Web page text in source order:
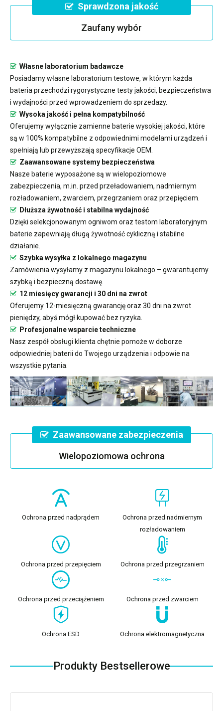
Sprawdzona jakość
Zaufany wybór
Własne laboratorium badawcze
Posiadamy własne laboratorium testowe, w którym każda
bateria przechodzi rygorystyczne testy jakości, bezpieczeństwa
i wydajności przed wprowadzeniem do sprzedaży.
Wysoka jakość i pełna kompatybilność
Oferujemy wyłącznie zamienne baterie wysokiej jakości, które
są w 100% kompatybilne z odpowiednimi modelami urządzeń i
spełniają lub przewyższają specyfikacje OEM.
Zaawansowane systemy bezpieczeństwa
Nasze baterie wyposażone są w wielopoziomowe
zabezpieczenia, m.in. przed przeładowaniem, nadmiernym
rozładowaniem, zwarciem, przegrzaniem oraz przepięciem.
Dłuższa żywotność i stabilna wydajność
Dzięki selekcjonowanym ogniwom oraz testom laboratoryjnym
baterie zapewniają długą żywotność cykliczną i stabilne
działanie.
Szybka wysyłka z lokalnego magazynu
Zamówienia wysyłamy z magazynu lokalnego – gwarantujemy
szybką i bezpieczną dostawę.
12 miesięcy gwarancji i 30 dni na zwrot
Oferujemy 12-miesięczną gwarancję oraz 30 dni na zwrot
pieniędzy, abyś mógł kupować bez ryzyka.
Profesjonalne wsparcie techniczne
Nasz zespół obsługi klienta chętnie pomoże w doborze
odpowiedniej baterii do Twojego urządzenia i odpowie na
wszystkie pytania.
Zaawansowane zabezpieczenia
Wielopoziomowa ochrona
Ochrona przed nadprądem
Ochrona przed nadmiernym
rozładowaniem
Ochrona przed przepięciem Ochrona przed przegrzaniem
Ochrona przed przeciążeniem Ochrona przed zwarciem
Ochrona ESD Ochrona elektromagnetyczna
Produkty Bestsellerowe